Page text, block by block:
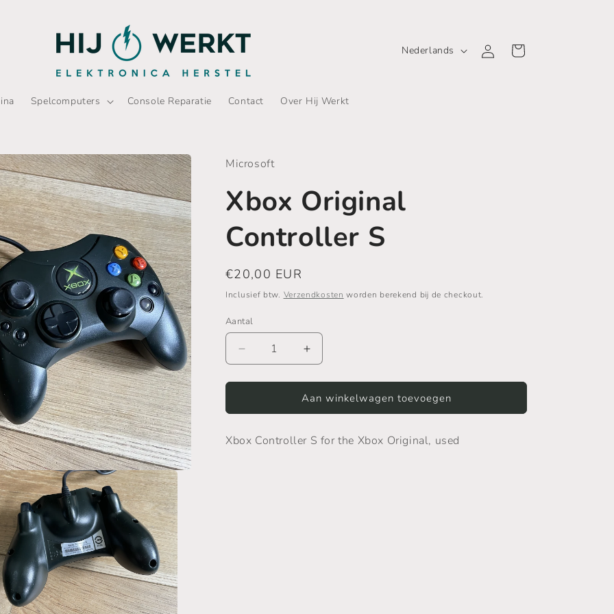
Spelcomputers Console Reparatie Contact Over Hij Werkt
TNederlands InloggenWinkelwagen
Microsoft
Xbox Original
Controller S
Normale
prijs
€20,00 EUR
Inclusief btw. Verzendkosten worden berekend bij de checkout.
Aantal
Aantal
verlagen
voor
Original
S
Aantal
verhogen
voor
Xbox
Original
S
Aan winkelwagen toevoegen
Xbox Controller S for the Xbox Original, used